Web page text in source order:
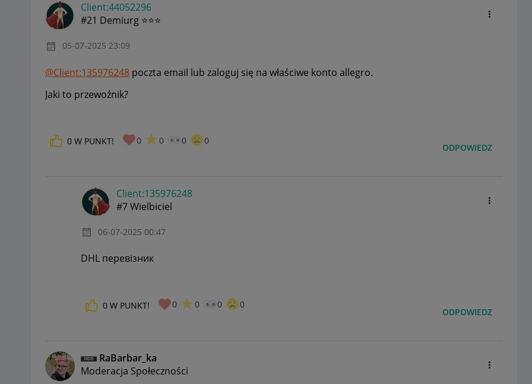
Client:44052296
#21 Demiurg ⭐⭐⭐
‎05-07-2025 23:09
@Client:135976248 poczta email lub zaloguj się na właściwe konto allegro.
Jaki to przewoźnik?
0 W PUNKT! 0 0 0 0
ODPOWIEDZ
Client:135976248
#7 Wielbiciel
‎06-07-2025 00:47
DHL перевізник
0 W PUNKT! 0 0 0 0
ODPOWIEDZ
RaBarbar_ka
Moderacja Społeczności